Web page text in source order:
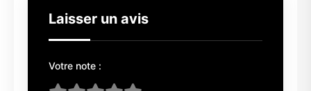
Laisser un avis
Votre note :